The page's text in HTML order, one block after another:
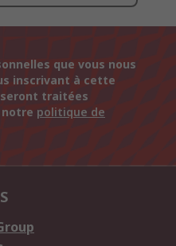
que vous nous
inscrivant à cette
traitées
politique de